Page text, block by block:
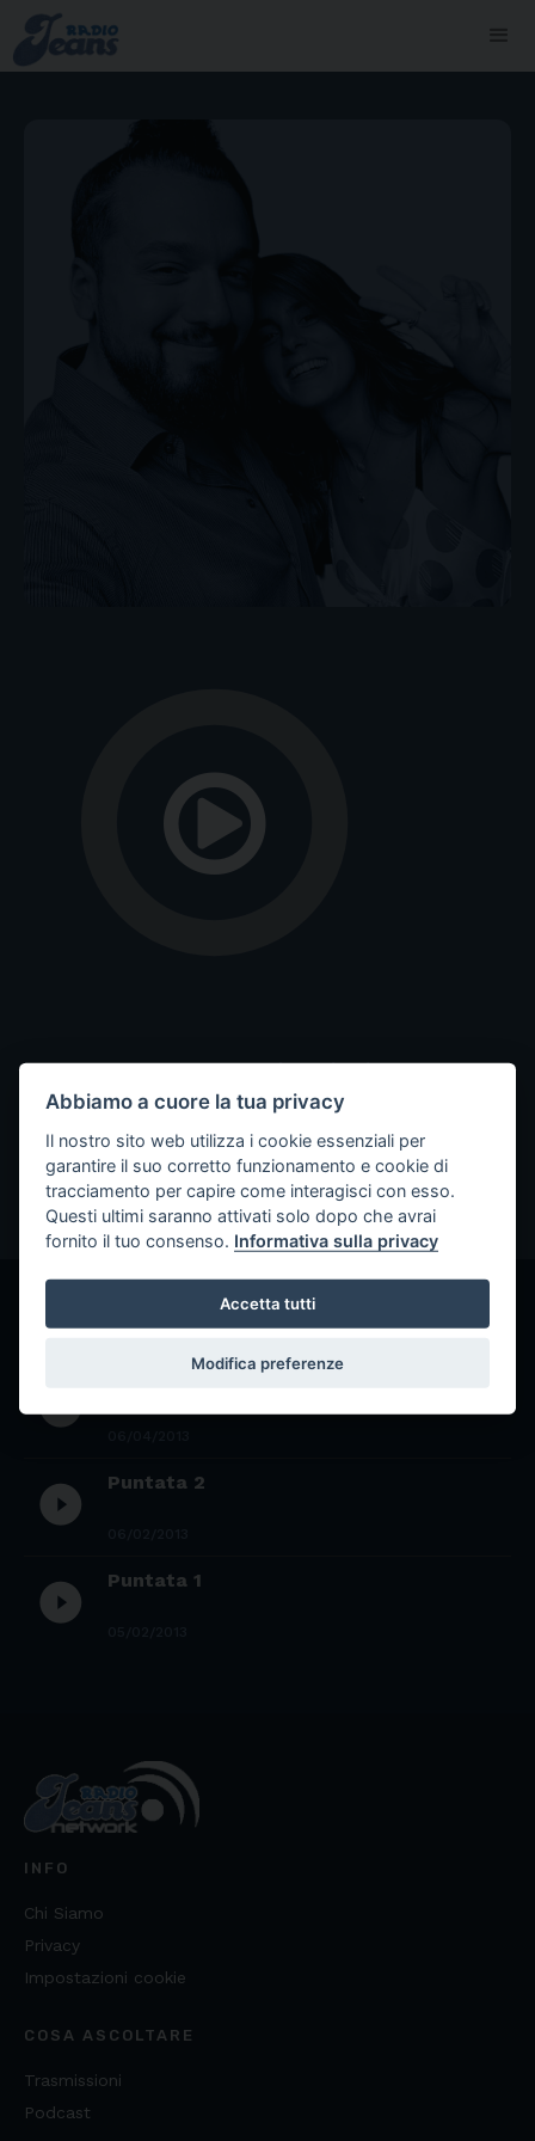
ARTE AL BUIO|10/10/2012
Puntata 0
play_circle_filled
play_circle_filled Puntata 2
play_circle_filled Puntata 1
INFO
Chi Siamo
Privacy
Impostazioni cookie
COSA ASCOLTARE
Trasmissioni
Podcast
Abbiamo a cuore la tua privacy
Il nostro sito web utilizza i cookie essenziali per
garantire il suo corretto funzionamento e cookie di
tracciamento per capire come interagisci con esso.
Questi ultimi saranno attivati solo dopo che avrai
fornito il tuo consenso. Informativa sulla privacy
Accetta tutti
Modifica preferenze